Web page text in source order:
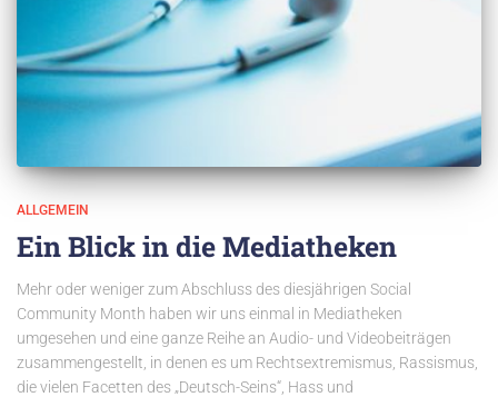
ALLGEMEIN
Ein Blick in die Mediatheken
Mehr oder weniger zum Abschluss des diesjährigen Social
Community Month haben wir uns einmal in Mediatheken
umgesehen und eine ganze Reihe an Audio- und Videobeiträgen
zusammengestellt, in denen es um Rechtsextremismus, Rassismus,
die vielen Facetten des „Deutsch-Seins“, Hass und